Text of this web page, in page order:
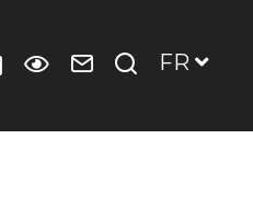
AgendaPréparer
Contact FR